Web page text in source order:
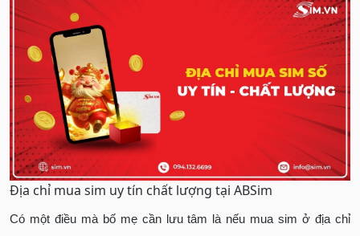
Địa chỉ mua sim uy tín chất lượng tại ABSim
Có một điều mà bố mẹ cần lưu tâm là nếu mua sim ở địa chỉ